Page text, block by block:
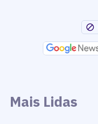
Mais Lidas